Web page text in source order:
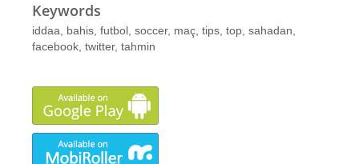
Keywords
iddaa, bahis, futbol, soccer, maç, tips, top, sahadan,
facebook, twitter, tahmin